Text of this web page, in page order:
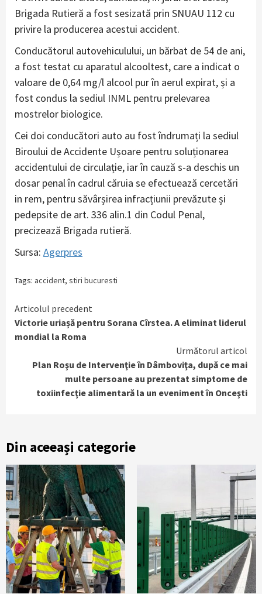
Brigada Rutieră a fost sesizată prin SNUAU 112 cu
privire la producerea acestui accident.
Conducătorul autovehiculului, un bărbat de 54 de ani,
a fost testat cu aparatul alcooltest, care a indicat o
valoare de 0,64 mg/l alcool pur în aerul expirat, și a
fost condus la sediul INML pentru prelevarea
mostrelor biologice.
Cei doi conducători auto au fost îndrumați la sediul
Biroului de Accidente Ușoare pentru soluționarea
accidentului de circulație, iar în cauză s-a deschis un
dosar penal în cadrul căruia se efectuează cercetări
in rem, pentru săvârșirea infracțiunii prevăzute și
pedepsite de art. 336 alin.1 din Codul Penal,
precizează Brigada rutieră.
Sursa: Agerpres
Tags: accident, stiri bucuresti
Continue
Reading
Articolul precedent
Victorie uriașă pentru Sorana Cîrstea. A eliminat liderul
mondial la Roma
Următorul articol
Plan Roşu de Intervenţie în Dâmboviţa, după ce mai
multe persoane au prezentat simptome de
toxiinfecţie alimentară la un eveniment în Onceşti
Din aceeași categorie